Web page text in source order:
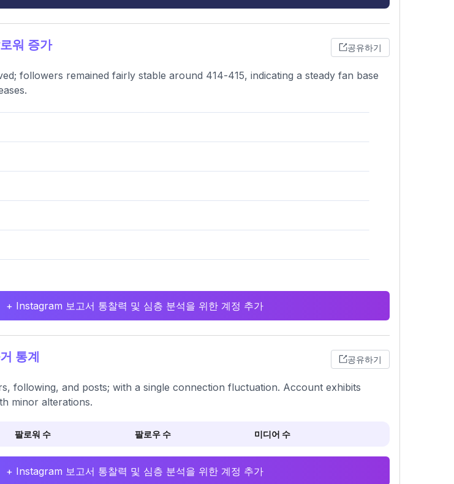
워 증가 공유하기
followers remained fairly stable around 414-415, indicating a steady fan base
+ Instagram 보고서 통찰력 및 심층 분석을 위한 계정 추가
통계 공유하기
following, and posts; with a single connection fluctuation. Account exhibits
minor alterations.
팔로워 수 팔로우 수 미디어 수
+ Instagram 보고서 통찰력 및 심층 분석을 위한 계정 추가